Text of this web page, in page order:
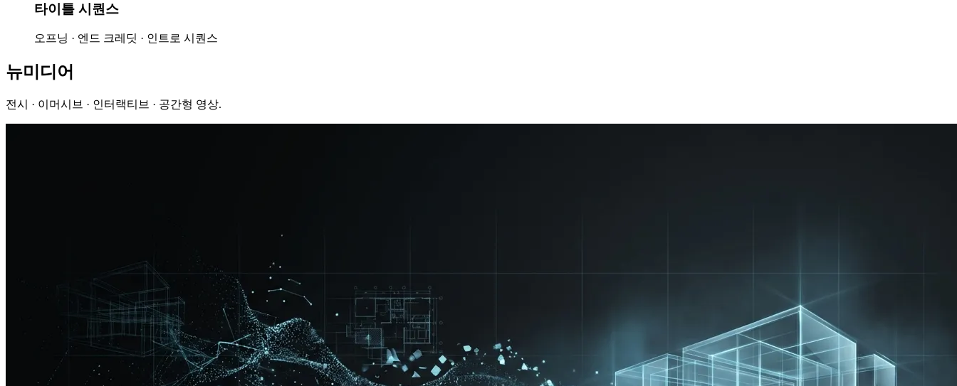
타이틀 시퀀스
오프닝 · 엔드 크레딧 · 인트로 시퀀스
뉴미디어
전시 · 이머시브 · 인터랙티브 · 공간형 영상.